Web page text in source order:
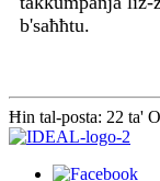
b'saħħtu.
Ħin tal-posta: 22 ta'